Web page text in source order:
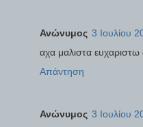
Ανώνυμος 3 Ιουλίου
αχα μαλιστα ευχαριστω
Απάντηση
Ανώνυμος 3 Ιουλίου